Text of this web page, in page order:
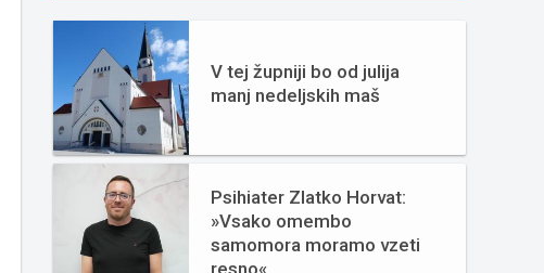
V tej župniji bo od julija
manj nedeljskih maš
Psihiater Zlatko Horvat:
»Vsako omembo
samomora moramo vzeti
resno«